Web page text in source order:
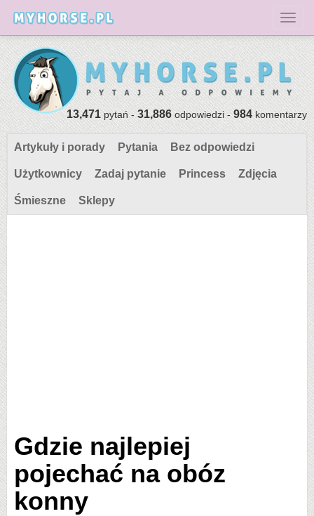
13,471pytań -31,886odpowiedzi -984komentarzy
Artykuły i porady Pytania Bez odpowiedzi
Użytkownicy Zadaj pytanie Princess Zdjęcia
Śmieszne Sklepy
Gdzie najlepiej
pojechać na obóz
konny